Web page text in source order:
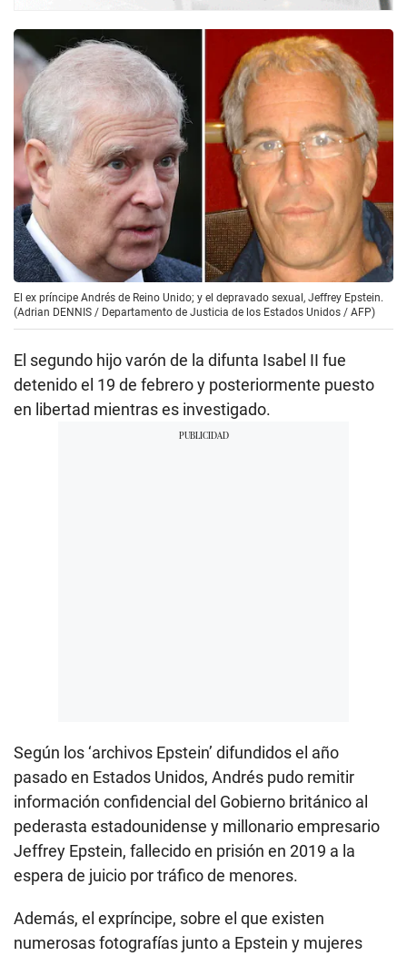
El ex príncipe Andrés de Reino Unido; y el depravado sexual, Jeffrey Epstein.
(Adrian DENNIS / Departamento de Justicia de los Estados Unidos / AFP)
El segundo hijo varón de la difunta Isabel II fue
detenido el 19 de febrero y posteriormente puesto
en libertad mientras es investigado.
Según los ‘archivos Epstein’ difundidos el año
pasado en Estados Unidos, Andrés pudo remitir
información confidencial del Gobierno británico al
pederasta estadounidense y millonario empresario
Jeffrey Epstein, fallecido en prisión en 2019 a la
espera de juicio por tráfico de menores.
Además, el expríncipe, sobre el que existen
numerosas fotografías junto a Epstein y mujeres